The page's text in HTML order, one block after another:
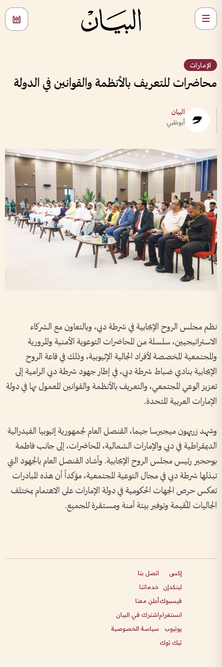
الإمارات
محاضرات للتعريف بالأنظمة والقوانين في الدولة
البيان
أبوظبي
نظم مجلس الروح الإيجابية في شرطة دبي، وبالتعاون مع الشركاء
الاستراتيجيين، سلسلة من المحاضرات التوعوية الأمنية والمرورية
والمجتمعية المخصصة لأفراد الجالية الإثيوبية، وذلك في قاعة الروح
الإيجابية بنادي ضباط شرطة دبي، في إطار جهود شرطة دبي الرامية إلى
تعزيز الوعي المجتمعي، والتعريف بالأنظمة والقوانين المعمول بها في دولة
الإمارات العربية المتحدة.
وشهد زريهون ميجيرسا جيما، القنصل العام لجمهورية إثيوبيا الفيدرالية
الديمقراطية في دبي والإمارات الشمالية، المحاضرات، إلى جانب فاطمة
بوحجير رئيس مجلس الروح الإيجابية. وأشاد القنصل العام بالجهود التي
تبذلها شرطة دبي في مجال التوعية المجتمعية، مؤكداً أن هذه المبادرات
تعكس حرص الجهات الحكومية في دولة الإمارات على الاهتمام بمختلف
الجاليات المُقيمة وتوفير بيئة آمنة ومستقرة للجميع.
إكس
لينكدإن
فيسبوك
انستغرام
يوتيوب
تيك توك
اتصل بنا
خدماتنا
أعلن معنا
اشترك في البيان
سياسة الخصوصية